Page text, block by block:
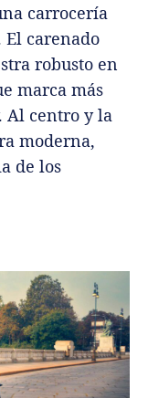
carrocería
El carenado
robusto en
marca más
Al centro y la
moderna,
de los